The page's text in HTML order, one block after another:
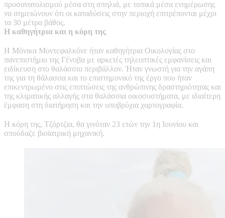
προσανατολισμού μέσα στη σπηλιά, με τοπικά μέσα ενημέρωσης
να σημειώνουν ότι οι καταδύσεις στην περιοχή επιτρέπονται μέχρι
τα 30 μέτρα βάθος.
Η καθηγήτρια και η κόρη της
Η Μόνικα Μοντεφαλκόνε ήταν καθηγήτρια Οικολογίας στο
πανεπιστήμιο της Γένοβα με αρκετές τηλεοπτικές εμφανίσεις και
ειδίκευση στο θαλάσσιο περιβάλλον. Ήταν γνωστή για την αγάπη
της για τη θάλασσα και το επιστημονικό της έργο που ήταν
επικεντρωμένο στις επιπτώσεις της ανθρώπινης δραστηριότητας και
της κλιματικής αλλαγής στα θαλάσσια οικοσυστήματα, με ιδιαίτερη
έμφαση στη διατήρηση και την υποβρύχια χαρτογραφία.
Η κόρη της, Τζόρτζια, θα γινόταν 23 ετών την 1η Ιουνίου και
σπούδαζε βιοϊατρική μηχανική.